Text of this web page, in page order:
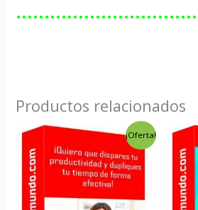
Productos relacionados
¡Oferta!
El
original
era:
$197.00.
El
actual
es:
$9.00.